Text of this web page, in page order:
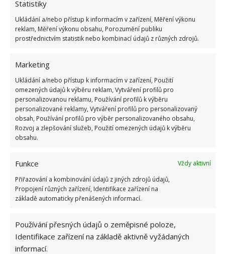
Statistiky
Ukládání a/nebo přístup k informacím v zařízení, Měření výkonu
reklam, Měření výkonu obsahu, Porozumění publiku
prostřednictvím statistik nebo kombinací údajů z různých zdrojů.
Marketing
Ukládání a/nebo přístup k informacím v zařízení, Použití
omezených údajů k výběru reklam, Vytváření profilů pro
personalizovanou reklamu, Používání profilů k výběru
personalizované reklamy, Vytváření profilů pro personalizovaný
obsah, Používání profilů pro výběr personalizovaného obsahu,
Rozvoj a zlepšování služeb, Použití omezených údajů k výběru
obsahu.
Funkce
Vždy aktivní
Přiřazování a kombinování údajů z jiných zdrojů údajů,
Propojení různých zařízení, Identifikace zařízení na
základě automaticky přenášených informací.
Používání přesných údajů o zeměpisné poloze,
Identifikace zařízení na základě aktivně vyžádaných
informací.
Od zhruba března až do července vánoční
kaktus zalévejte o něco více než v chladnějších
měsících. Vyvarovat byste se ovšem měli přelití
rostliny. Od srpna až září omezte zálivku na
minimum.
roky. Vždy vybírejte větší květináč, než byl ten
původní. Vyhněte se výběru substrátu, který
obsahuje vápník. Zakupte speciální pro
Vánoční kaktus nesnese časté přemisťování ani
otáčení. Proto jej umístěte na stále stanoviště.